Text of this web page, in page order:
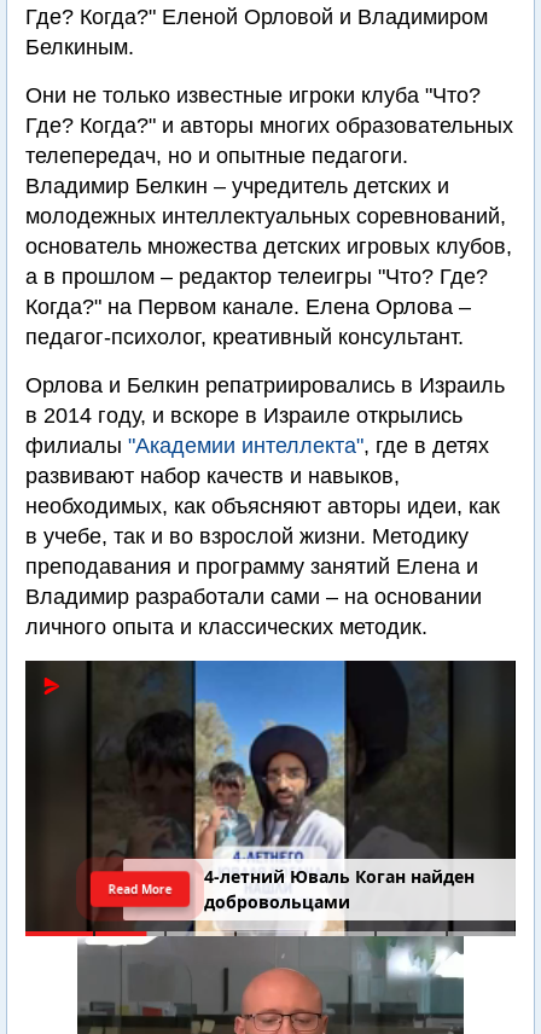
Где? Когда?" Еленой Орловой и Владимиром
Белкиным.
Они не только известные игроки клуба "Что?
Где? Когда?" и авторы многих образовательных
телепередач, но и опытные педагоги.
Владимир Белкин – учредитель детских и
молодежных интеллектуальных соревнований,
основатель множества детских игровых клубов,
а в прошлом – редактор телеигры "Что? Где?
Когда?" на Первом канале. Елена Орлова –
педагог-психолог, креативный консультант.
Орлова и Белкин репатриировались в Израиль
в 2014 году, и вскоре в Израиле открылись
филиалы "Академии интеллекта", где в детях
развивают набор качеств и навыков,
необходимых, как объясняют авторы идеи, как
в учебе, так и во взрослой жизни. Методику
преподавания и программу занятий Елена и
Владимир разработали сами – на основании
личного опыта и классических методик.
4-летний Юваль Коган найден
добровольцами
Read More